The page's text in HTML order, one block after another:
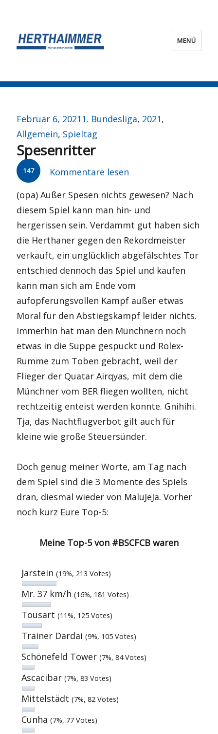
MENÜ
Veröffentlicht
am
Februar 6, 2021 Kategorien
1. Bundesliga, 2021,
Allgemein, Spieltag
Spesenritter
147
Kommentare lesen
(opa) Außer Spesen nichts gewesen? Nach
diesem Spiel kann man hin- und
hergerissen sein. Verdammt gut haben sich
die Herthaner gegen den Rekordmeister
verkauft, ein unglücklich abgefälschtes Tor
entschied dennoch das Spiel und kaufen
kann man sich am Ende vom
aufopferungsvollen Kampf außer etwas
Moral für den Abstiegskampf leider nichts.
Immerhin hat man den Münchnern noch
etwas in die Suppe gespuckt und Rolex-
Rumme zum Toben gebracht, weil der
Flieger der Quatar Airqyas, mit dem die
Münchner vom BER fliegen wollten, nicht
rechtzeitig enteist werden konnte. Gnihihi.
Tja, das Nachtflugverbot gilt auch für
kleine wie große Steuersünder.
Doch genug meiner Worte, am Tag nach
dem Spiel sind die 3 Momente des Spiels
dran, diesmal wieder von MaluJeJa. Vorher
noch kurz Eure Top-5:
Meine Top-5 von #BSCFCB waren
Jarstein(19%, 213 Votes)
Mr. 37 km/h(16%, 181 Votes)
Tousart(11%, 125 Votes)
Trainer Dardai(9%, 105 Votes)
Schönefeld Tower(7%, 84 Votes)
Ascacibar(7%, 83 Votes)
Mittelstädt(7%, 82 Votes)
Cunha(7%, 77 Votes)